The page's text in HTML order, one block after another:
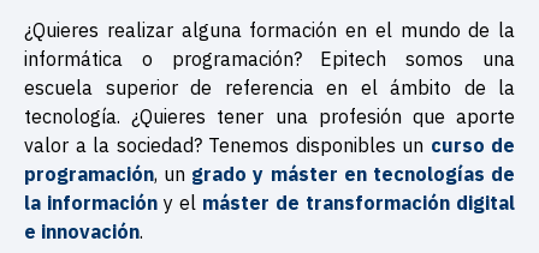
¿Quieres realizar alguna formación en el mundo de la
informática o programación? Epitech somos una
escuela superior de referencia en el ámbito de la
tecnología. ¿Quieres tener una profesión que aporte
valor a la sociedad? Tenemos disponibles un curso de
programación, un grado y máster en tecnologías de
la información y el máster de transformación digital
e innovación.